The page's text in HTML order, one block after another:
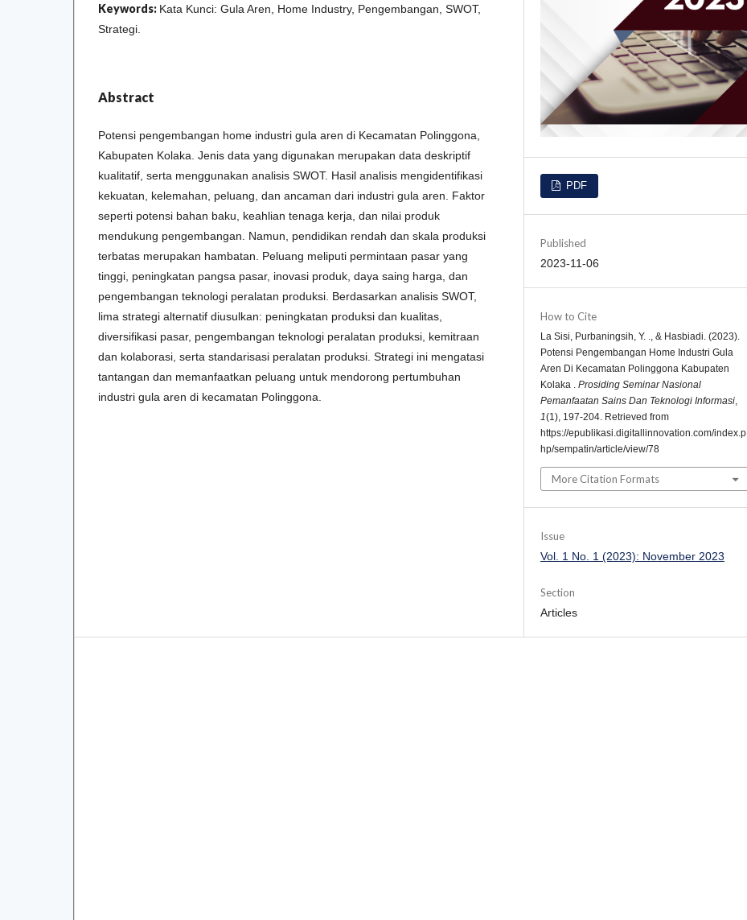
Keywords: Kata Kunci: Gula Aren, Home Industry, Pengembangan, SWOT,
Strategi.
Abstract
Potensi pengembangan home industri gula aren di Kecamatan Polinggona,
Kabupaten Kolaka. Jenis data yang digunakan merupakan data deskriptif
kualitatif, serta menggunakan analisis SWOT. Hasil analisis mengidentifikasi
kekuatan, kelemahan, peluang, dan ancaman dari industri gula aren. Faktor
seperti potensi bahan baku, keahlian tenaga kerja, dan nilai produk
mendukung pengembangan. Namun, pendidikan rendah dan skala produksi
terbatas merupakan hambatan. Peluang meliputi permintaan pasar yang
tinggi, peningkatan pangsa pasar, inovasi produk, daya saing harga, dan
pengembangan teknologi peralatan produksi. Berdasarkan analisis SWOT,
lima strategi alternatif diusulkan: peningkatan produksi dan kualitas,
diversifikasi pasar, pengembangan teknologi peralatan produksi, kemitraan
dan kolaborasi, serta standarisasi peralatan produksi. Strategi ini mengatasi
tantangan dan memanfaatkan peluang untuk mendorong pertumbuhan
industri gula aren di kecamatan Polinggona.
PDF
Published
2023-11-06
How to Cite
La Sisi, Purbaningsih, Y. ., & Hasbiadi. (2023).
Potensi Pengembangan Home Industri Gula
Aren Di Kecamatan Polinggona Kabupaten
Kolaka . Prosiding Seminar Nasional
Pemanfaatan Sains Dan Teknologi Informasi,
1(1), 197-204. Retrieved from
https://epublikasi.digitallinnovation.com/index.p
hp/sempatin/article/view/78
More Citation Formats
Issue
Vol. 1 No. 1 (2023): November 2023
Section
Articles